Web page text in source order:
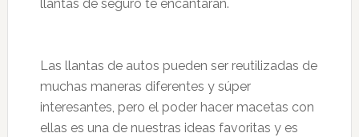
llantas de seguro te encantarán.
Las llantas de autos pueden ser reutilizadas de
muchas maneras diferentes y súper
interesantes, pero el poder hacer macetas con
ellas es una de nuestras ideas favoritas y es